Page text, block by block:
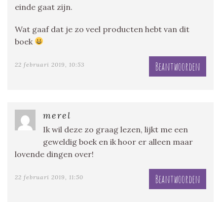
einde gaat zijn.
Wat gaaf dat je zo veel producten hebt van dit
boek
22 februari 2019, 10:53 Beantwoorden
merel
Ik wil deze zo graag lezen, lijkt me een
geweldig boek en ik hoor er alleen maar
lovende dingen over!
22 februari 2019, 11:50 Beantwoorden